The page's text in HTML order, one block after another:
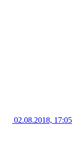
02.08.2018, 17:05